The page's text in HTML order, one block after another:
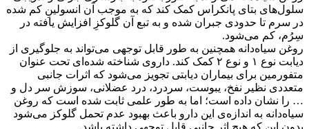
سلول‌های بتای پانکراس کمک کند که به موجب آن انسولینِ کم شده
در سرم تا حدودی جبران شده و به تبع آن گلوکزِ افزایش یافته در
سِرُم، کم می‌شود.
روغن سیاه‌دانه همچنین به طور قابل توجهی می‌تواند به جلوگیری از
دیابت نوع ۱ و نوع ۲ کمک کند. داروی شناخته شده‌ای تحت عنوان
متفورمین برای بیماران دیابتی تجویز می‌شود که اثرات جانبی
متعددی نظیر نفخ، یبوست، سردرد، درد عضلانی، سوزش سر دل و
… را نشان داده است؛ اما به طور علمی ثابت شده است که روغن
سیاه‌دانه به اندازه‌ی این دارو باعث بهبود عدم تحمل گلوکز می‌شود
بدون این که هیچ اثر جانبی قابل توجهی داشته باشد.